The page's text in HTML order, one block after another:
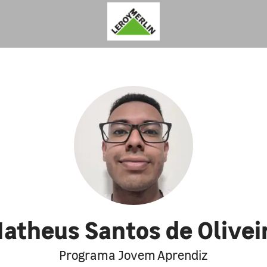
Santos de
Programa Jovem Aprendiz